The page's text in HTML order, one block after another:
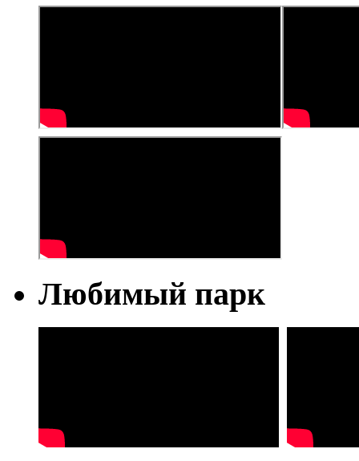
Любимый парк